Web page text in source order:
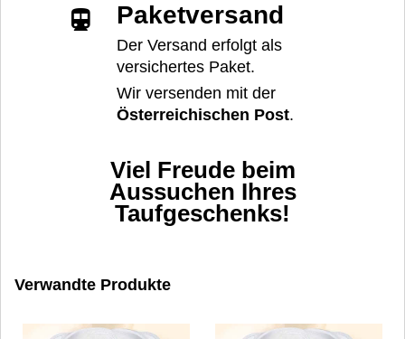
Paketversand
Der Versand erfolgt als
versichertes Paket.
Wir versenden mit der
Österreichischen Post.
Viel Freude beim
Aussuchen Ihres
Taufgeschenks!
Verwandte Produkte